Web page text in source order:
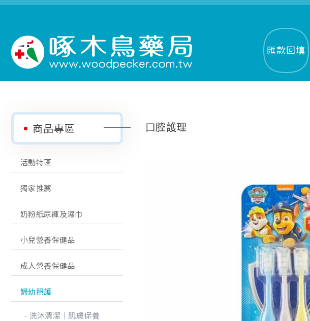
匯款回填
商品專區
活動特區
獨家推薦
奶粉紙尿褲及濕巾
小兒營養保健品
成人營養保健品
婦幼照護
洗沐清潔│肌膚保養
口腔護理